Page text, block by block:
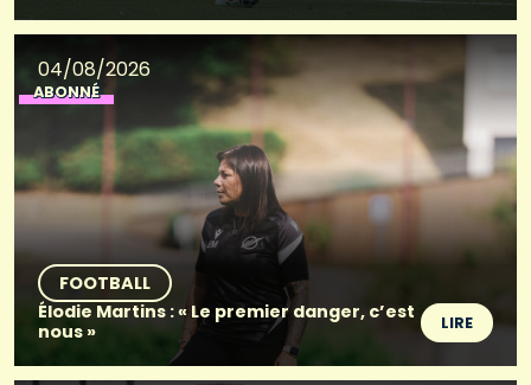
04/08/2026
ABONNÉ
FOOTBALL
Élodie Martins : « Le premier danger, c’est
nous »
LIRE